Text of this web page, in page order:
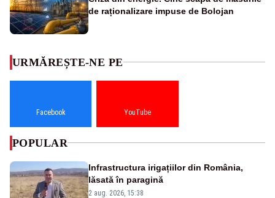
de raționalizare impuse de Bolojan
URMĂREȘTE-NE PE
Facebook YouTube
POPULAR
Infrastructura irigațiilor din România,
lăsată în paragină
2 aug. 2026, 15:38